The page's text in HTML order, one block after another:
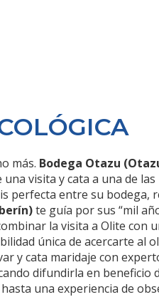
más. Bodega Otazu
visita y cata a una de las
perfecta entre su bodega,
te guía por sus “mil
la visita a Olite con
única de acercarte al
y cata maridaje con
difundirla en beneficio
una experiencia de